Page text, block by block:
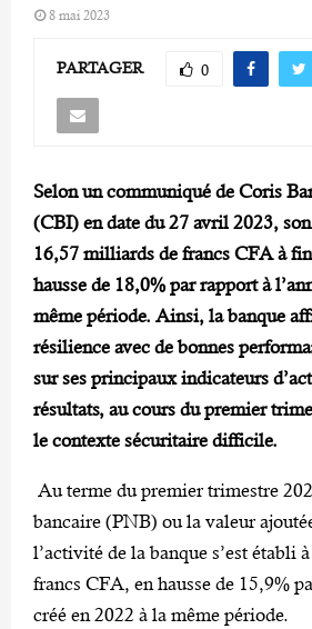
8 mai 2023
PARTAGER 0
Selon un communiqué de Coris
(CBI) en date du 27 avril 2023,
16,57 milliards de francs CFA à
hausse de 18,0% par rapport à
même période. Ainsi, la banque
résilience avec de bonnes
sur ses principaux indicateurs
résultats, au cours du premier
le contexte sécuritaire difficile.
Au terme du premier trimestre
bancaire (PNB) ou la valeur
l’activité de la banque s’est établi
francs CFA, en hausse de 15,9%
créé en 2022 à la même période.